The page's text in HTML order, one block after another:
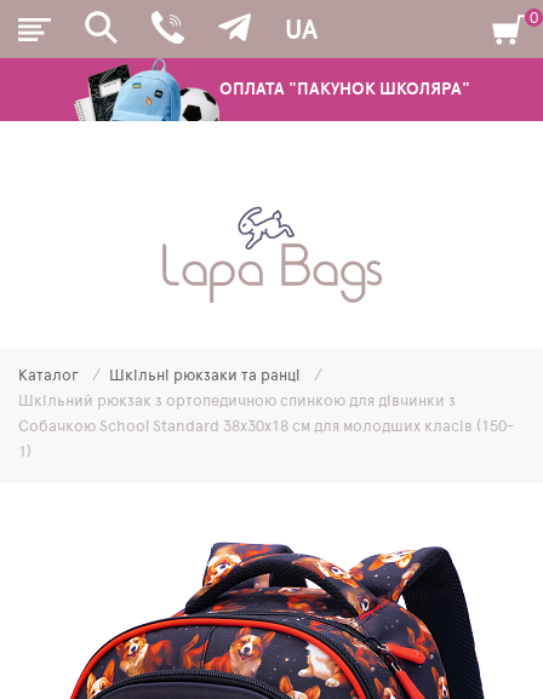
ОПЛАТА "ПАКУНОК ШКОЛЯРА"
UA
ШКІЛЬНІ РЮКЗАКИ ТА РАНЦІ
МОЛОДІЖНІ РЮКЗАКИ
ПЕНАЛИ
SCHOOL STANDARD
0
Каталог
Шкільні рюкзаки та ранці
Шкільний рюкзак з ортопедичною спинкою для дівчинки з
Собачкою School Standard 38х30х18 см для молодших класів (150-
1)